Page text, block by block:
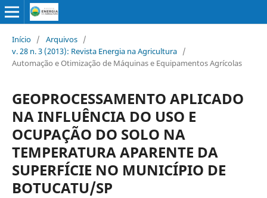
Início / Arquivos /
v. 28 n. 3 (2013): Revista Energia na Agricultura /
Automação e Otimização de Máquinas e Equipamentos Agrícolas
GEOPROCESSAMENTO APLICADO
NA INFLUÊNCIA DO USO E
OCUPAÇÃO DO SOLO NA
TEMPERATURA APARENTE DA
SUPERFÍCIE NO MUNICÍPIO DE
BOTUCATU/SP